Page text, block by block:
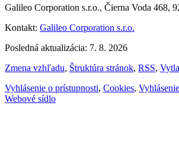
Galileo Corporation s.r.o., Čierna Voda 468,
Kontakt: Galileo Corporation s.r.o.
Posledná aktualizácia: 7. 8. 2026
Zmena vzhľadu, Štruktúra stránok, RSS,
Vyhlásenie o prístupnosti, Cookies,
Webové sídlo